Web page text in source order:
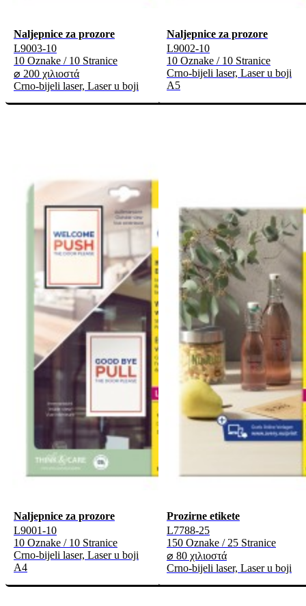
Naljepnice za prozore
L9003-10
10 Oznake / 10 Stranice
⌀ 200 χιλιοστά
Crno-bijeli laser, Laser u boji
Naljepnice za prozore
L9002-10
10 Oznake / 10 Stranice
Crno-bijeli laser, Laser u boji
A5
Naljepnice za prozore
L9001-10
10 Oznake / 10 Stranice
Crno-bijeli laser, Laser u boji
A4
Prozirne etikete
L7788-25
150 Oznake / 25 Stranice
⌀ 80 χιλιοστά
Crno-bijeli laser, Laser u boji